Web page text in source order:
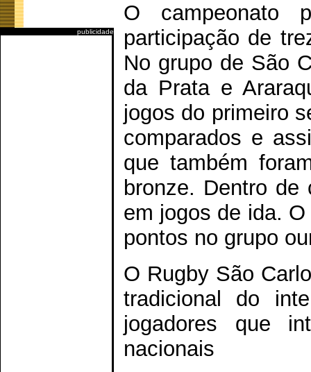
publicidade
O campeonato
participação de
No grupo de São
da Prata e
jogos do primeiro
comparados e
que também
bronze. Dentro
em jogos de ida.
pontos no grupo
O Rugby São
tradicional do
jogadores que
nacionais